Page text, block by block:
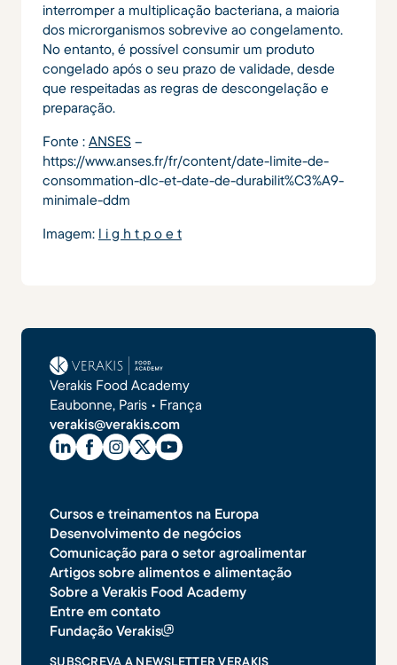
interromper a multiplicação bacteriana, a maioria
dos microrganismos sobrevive ao congelamento.
No entanto, é possível consumir um produto
congelado após o seu prazo de validade, desde
que respeitadas as regras de descongelação e
preparação.
Fonte : ANSES –
https://www.anses.fr/fr/content/date-limite-de-
consommation-dlc-et-date-de-durabilit%C3%A9-
minimale-ddm
Imagem: l i g h t p o e t
Verakis Food Academy
Eaubonne, Paris • França
verakis@verakis.com
Cursos e treinamentos na Europa
Desenvolvimento de negócios
Comunicação para o setor agroalimentar
Artigos sobre alimentos e alimentação
Sobre a Verakis Food Academy
Entre em contato
Fundação Verakis
SUBSCREVA A NEWSLETTER VERAKIS